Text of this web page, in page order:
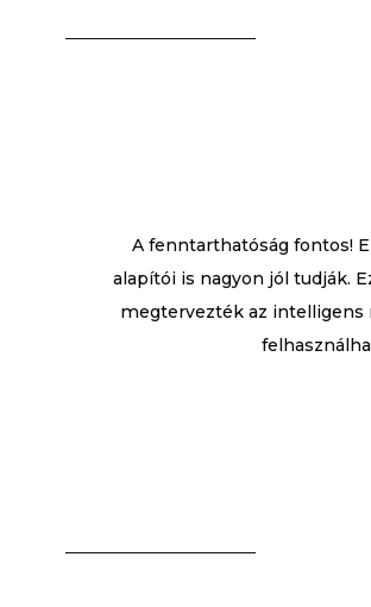
A fenntarthatóság fontos!
alapítói is nagyon jól tudják.
megtervezték az intelligens